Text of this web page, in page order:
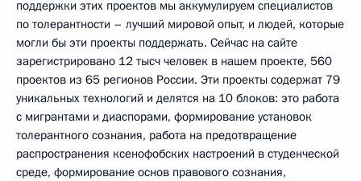
поддержки этих проектов мы аккумулируем специалистов
по толерантности – лучший мировой опыт, и людей, которые
могли бы эти проекты поддержать. Сейчас на сайте
зарегистрировано 12 тысч человек в нашем проекте, 560
проектов из 65 регионов России. Эти проекты содержат 79
уникальных технологий и делятся на 10 блоков: это работа
с мигрантами и диаспорами, формирование установок
толерантного сознания, работа на предотвращение
распространения ксенофобских настроений в студенческой
среде, формирование основ правового сознания,